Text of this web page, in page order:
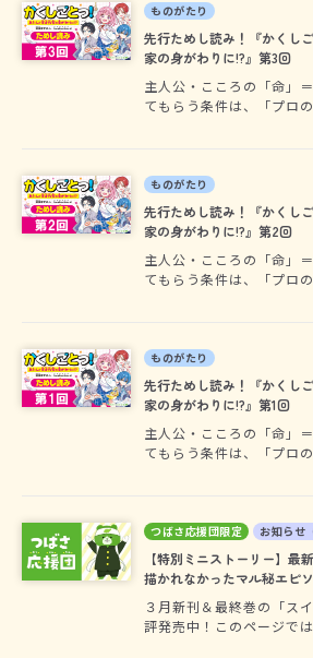
ちらパーティー編集部っ
色スターズ！」シリーズ
る、とびきり楽しいお
く、ぜひ読んでみてね！
ものがたり
先行ためし読み！『かくし
家の身がわりに!?』第3回
主人公・こころの「命」
てもらう条件は、「プロ
を書け」……って、どう
ちらパーティー編集部っ
色スターズ！」シリーズ
る、とびきり楽しいお
く、ぜひ読んでみてね！
ものがたり
先行ためし読み！『かくし
家の身がわりに!?』第2回
主人公・こころの「命」
てもらう条件は、「プロ
を書け」……って、どう
ちらパーティー編集部っ
色スターズ！」シリーズ
る、とびきり楽しいお
く、ぜひ読んでみてね！
ものがたり
先行ためし読み！『かくし
家の身がわりに!?』第1回
主人公・こころの「命」
てもらう条件は、「プロ
を書け」……って、どう
ちらパーティー編集部っ
色スターズ！」シリーズ
る、とびきり楽しいお
く、ぜひ読んでみてね！
つばさ応援団限定 お知らせ
【特別ミニストーリー】最
描かれなかったマル秘エピ
パっ！」のイラストも特別
３月新刊＆最終巻の「ス
評発売中！このページで
で、「スイッチ！（15